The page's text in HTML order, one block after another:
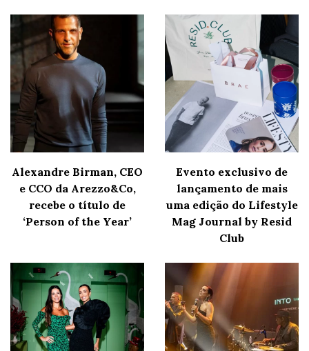
Alexandre Birman, CEO
e CCO da Arezzo&Co,
recebe o título de
‘Person of the Year’
Evento exclusivo de
lançamento de mais
uma edição do Lifestyle
Mag Journal by Resid
Club